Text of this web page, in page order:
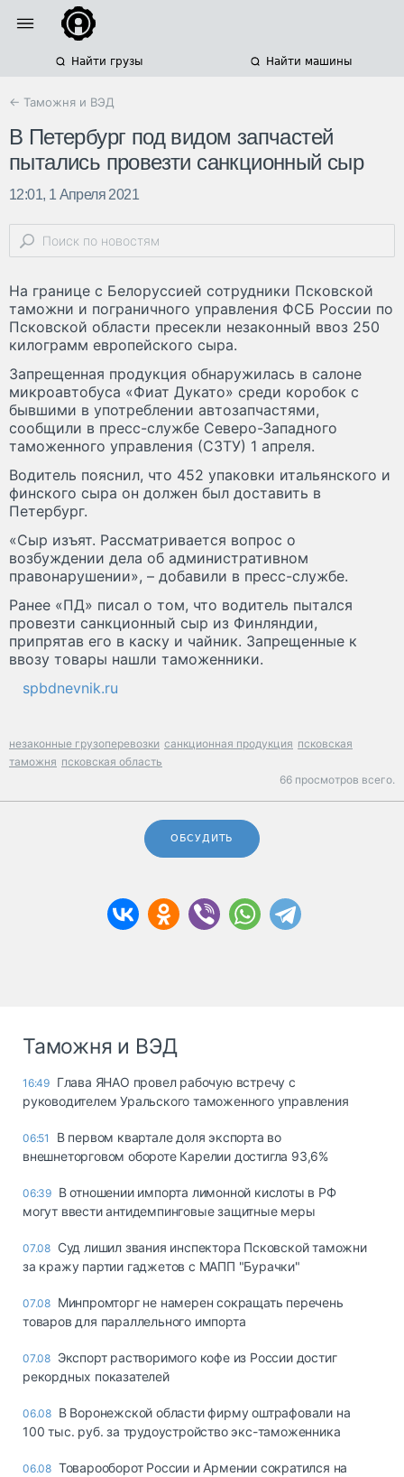
Найти грузы Найти машины
← Таможня и ВЭД
В Петербург под видом запчастей
пытались провезти санкционный сыр
12:01, 1 Апреля 2021
На границе с Белоруссией сотрудники Псковской
таможни и пограничного управления ФСБ России по
Псковской области пресекли незаконный ввоз 250
килограмм европейского сыра.
Запрещенная продукция обнаружилась в салоне
микроавтобуса «Фиат Дукато» среди коробок с
бывшими в употреблении автозапчастями,
сообщили в пресс-службе Северо-Западного
таможенного управления (СЗТУ) 1 апреля.
Водитель пояснил, что 452 упаковки итальянского и
финского сыра он должен был доставить в
Петербург.
«Сыр изъят. Рассматривается вопрос о
возбуждении дела об административном
правонарушении», – добавили в пресс-службе.
Ранее «ПД» писал о том, что водитель пытался
провезти санкционный сыр из Финляндии,
припрятав его в каску и чайник. Запрещенные к
ввозу товары нашли таможенники.
spbdnevnik.ru
незаконные грузоперевозки санкционная продукция псковская
таможня псковская область
66 просмотров всего.
ОБСУДИТЬ
Таможня и ВЭД
16:49 Глава ЯНАО провел рабочую встречу с
руководителем Уральского таможенного управления
06:51
В первом квартале доля экспорта во
внешнеторговом обороте Карелии достигла 93,6%
06:39 В отношении импорта лимонной кислоты в РФ
могут ввести антидемпинговые защитные меры
07.08 Суд лишил звания инспектора Псковской таможни
за кражу партии гаджетов с МАПП "Бурачки"
07.08 Минпромторг не намерен сокращать перечень
товаров для параллельного импорта
07.08 Экспорт растворимого кофе из России достиг
рекордных показателей
06.08 В Воронежской области фирму оштрафовали на
100 тыс. руб. за трудоустройство экс-таможенника
06.08 Товарооборот России и Армении сократился на